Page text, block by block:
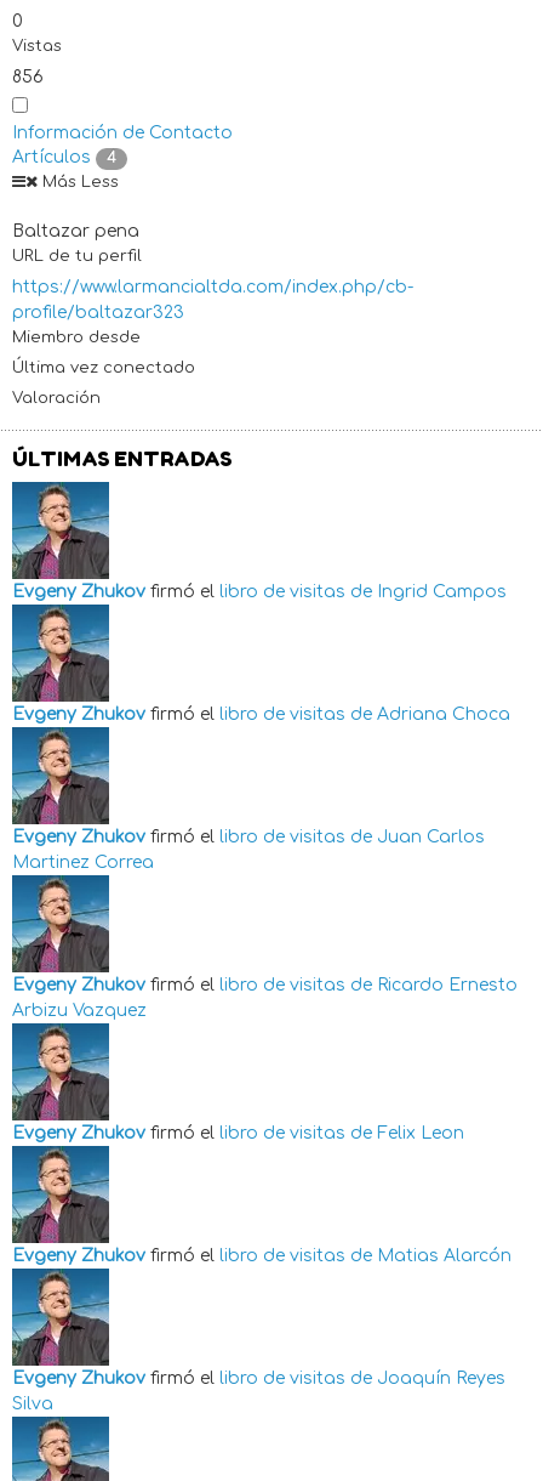
0
Vistas
856
Información de Contacto
Artículos
4
Más Less
Baltazar pena
URL de tu perfil
https://www.larmancialtda.com/index.php/cb-
profile/baltazar323
Miembro desde
Última vez conectado
Valoración
ÚLTIMAS ENTRADAS
Evgeny Zhukov firmó el libro de visitas de Ingrid Campos
Evgeny Zhukov firmó el libro de visitas de Adriana Choca
Evgeny Zhukov firmó el libro de visitas de Juan Carlos
Martinez Correa
Evgeny Zhukov firmó el libro de visitas de Ricardo Ernesto
Arbizu Vazquez
Evgeny Zhukov firmó el libro de visitas de Felix Leon
Evgeny Zhukov firmó el libro de visitas de Matias Alarcón
Evgeny Zhukov firmó el libro de visitas de Joaquín Reyes
Silva